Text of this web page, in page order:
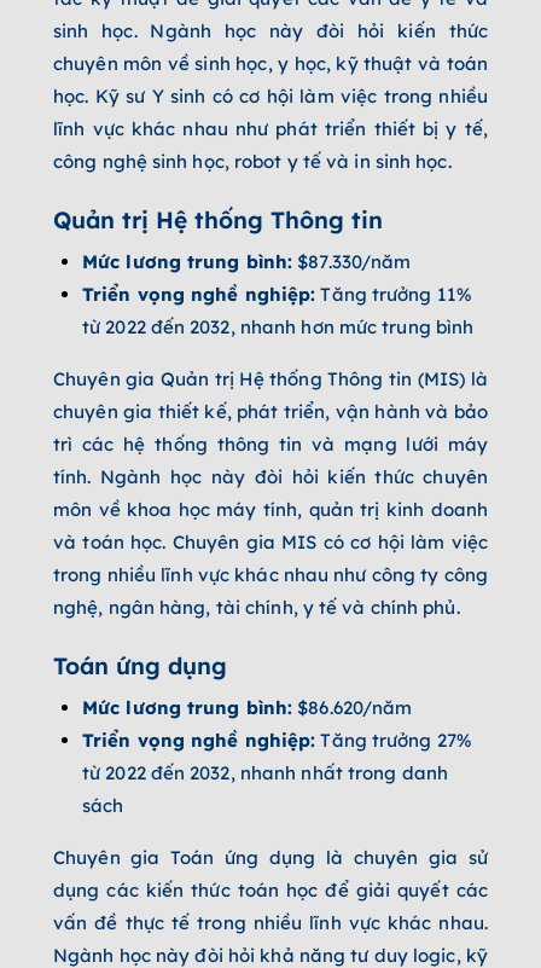
sinh học. Ngành học này đòi hỏi kiến thức
chuyên môn về sinh học, y học, kỹ thuật và toán
học. Kỹ sư Y sinh có cơ hội làm việc trong nhiều
lĩnh vực khác nhau như phát triển thiết bị y tế,
công nghệ sinh học, robot y tế và in sinh học.
Quản trị Hệ thống Thông tin
Mức lương trung bình: $87.330/năm
Triển vọng nghề nghiệp: Tăng trưởng 11%
từ 2022 đến 2032, nhanh hơn mức trung bình
Chuyên gia Quản trị Hệ thống Thông tin (MIS) là
chuyên gia thiết kế, phát triển, vận hành và bảo
trì các hệ thống thông tin và mạng lưới máy
tính. Ngành học này đòi hỏi kiến thức chuyên
môn về khoa học máy tính, quản trị kinh doanh
và toán học. Chuyên gia MIS có cơ hội làm việc
trong nhiều lĩnh vực khác nhau như công ty công
nghệ, ngân hàng, tài chính, y tế và chính phủ.
Toán ứng dụng
Mức lương trung bình: $86.620/năm
Triển vọng nghề nghiệp: Tăng trưởng 27%
từ 2022 đến 2032, nhanh nhất trong danh
sách
Chuyên gia Toán ứng dụng là chuyên gia sử
dụng các kiến thức toán học để giải quyết các
vấn đề thực tế trong nhiều lĩnh vực khác nhau.
Ngành học này đòi hỏi khả năng tư duy logic, kỹ